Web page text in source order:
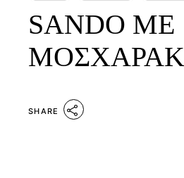
SANDO ΜΕ
SHARE